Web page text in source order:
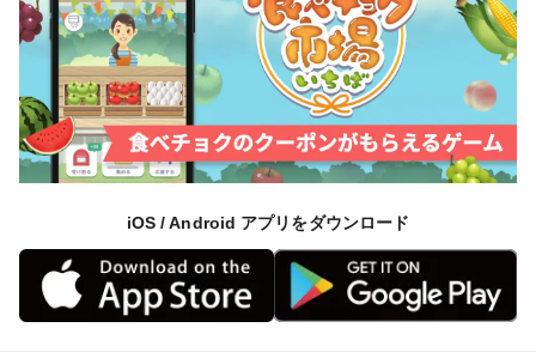
iOS / Android アプリをダウンロード